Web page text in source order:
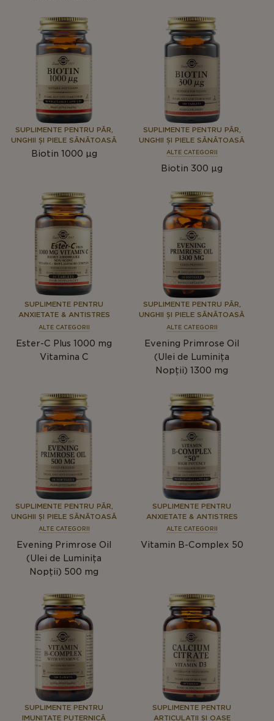
SUPLIMENTE PENTRU PĂR,
UNGHII ȘI PIELE SĂNĂTOASĂ
Biotin 1000 µg
SUPLIMENTE PENTRU PĂR,
UNGHII ȘI PIELE SĂNĂTOASĂ
ALTE CATEGORII
Biotin 300 µg
SUPLIMENTE PENTRU
ANXIETATE & ANTISTRES
ALTE CATEGORII
Ester-C Plus 1000 mg
Vitamina C
SUPLIMENTE PENTRU PĂR,
UNGHII ȘI PIELE SĂNĂTOASĂ
ALTE CATEGORII
Evening Primrose Oil
(Ulei de Luminița
Nopții) 1300 mg
SUPLIMENTE PENTRU PĂR,
UNGHII ȘI PIELE SĂNĂTOASĂ
ALTE CATEGORII
Evening Primrose Oil
(Ulei de Luminița
Nopții) 500 mg
SUPLIMENTE PENTRU
ANXIETATE & ANTISTRES
ALTE CATEGORII
Vitamin B-Complex 50
SUPLIMENTE PENTRU
IMUNITATE PUTERNICĂ
SUPLIMENTE PENTRU
ARTICULAȚII ȘI OASE